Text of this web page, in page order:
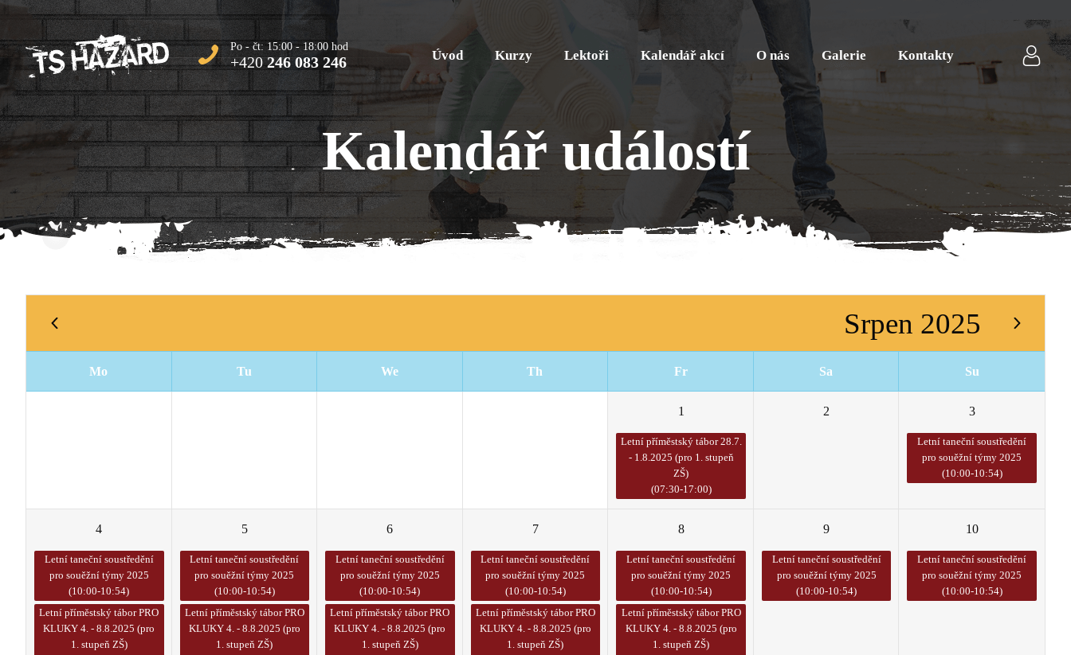
Po - čt: 15:00 - 18:00 hod
+420246 083 246 Úvod Kurzy Lektoři Kalendář akcí O nás Galerie Kontakty
Kalendář událostí
Srpen 2025
Mo Tu We Th Fr Sa Su
1
Letní příměstský tábor 28.7.
- 1.8.2025 (pro 1. stupeň
ZŠ)
(07:30-17:00)
2 3
Letní taneční soustředění
pro souěžní týmy 2025
(10:00-10:54)
4
Letní taneční soustředění
pro souěžní týmy 2025
(10:00-10:54)
Letní příměstský tábor PRO
KLUKY 4. - 8.8.2025 (pro
1. stupeň ZŠ)
5
Letní taneční soustředění
pro souěžní týmy 2025
(10:00-10:54)
Letní příměstský tábor PRO
KLUKY 4. - 8.8.2025 (pro
1. stupeň ZŠ)
6
Letní taneční soustředění
pro souěžní týmy 2025
(10:00-10:54)
Letní příměstský tábor PRO
KLUKY 4. - 8.8.2025 (pro
1. stupeň ZŠ)
7
Letní taneční soustředění
pro souěžní týmy 2025
(10:00-10:54)
Letní příměstský tábor PRO
KLUKY 4. - 8.8.2025 (pro
1. stupeň ZŠ)
8
Letní taneční soustředění
pro souěžní týmy 2025
(10:00-10:54)
Letní příměstský tábor PRO
KLUKY 4. - 8.8.2025 (pro
1. stupeň ZŠ)
9
Letní taneční soustředění
pro souěžní týmy 2025
(10:00-10:54)
10
Letní taneční soustředění
pro souěžní týmy 2025
(10:00-10:54)